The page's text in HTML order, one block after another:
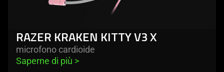
RAZER KRAKEN KITTY V3 X
microfono cardioide
Saperne di più >